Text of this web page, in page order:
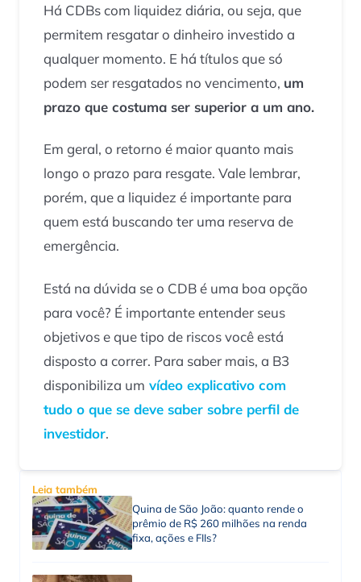
Há CDBs com liquidez diária, ou seja, que
permitem resgatar o dinheiro investido a
qualquer momento. E há títulos que só
podem ser resgatados no vencimento, um
prazo que costuma ser superior a um ano.
Em geral, o retorno é maior quanto mais
longo o prazo para resgate. Vale lembrar,
porém, que a liquidez é importante para
quem está buscando ter uma reserva de
emergência.
Está na dúvida se o CDB é uma boa opção
para você? É importante entender seus
objetivos e que tipo de riscos você está
disposto a correr. Para saber mais, a B3
disponibiliza um vídeo explicativo com
tudo o que se deve saber sobre perfil de
investidor.
Leia também
Quina de São João: quanto rende o
prêmio de R$ 260 milhões na renda
fixa, ações e FIIs?